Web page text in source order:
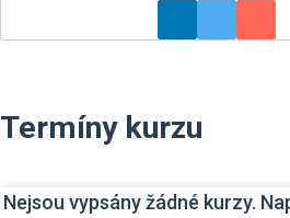
Termíny kurzu
Nejsou vypsány žádné kurzy.